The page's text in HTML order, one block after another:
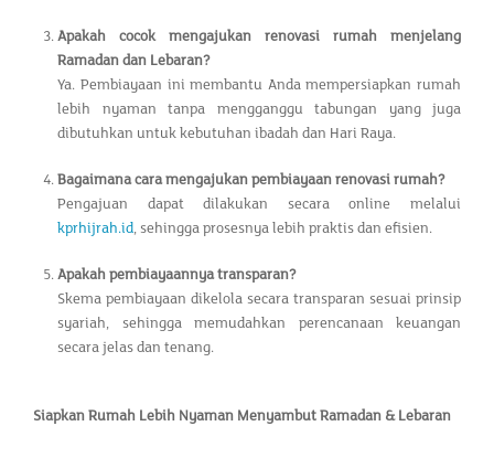
Apakah cocok mengajukan renovasi rumah menjelang
Ramadan dan Lebaran?
Ya. Pembiayaan ini membantu Anda mempersiapkan rumah
lebih nyaman tanpa mengganggu tabungan yang juga
dibutuhkan untuk kebutuhan ibadah dan Hari Raya.
Bagaimana cara mengajukan pembiayaan renovasi rumah?
Pengajuan dapat dilakukan secara online melalui
kprhijrah.id, sehingga prosesnya lebih praktis dan efisien.
Apakah pembiayaannya transparan?
Skema pembiayaan dikelola secara transparan sesuai prinsip
syariah, sehingga memudahkan perencanaan keuangan
secara jelas dan tenang.
Siapkan Rumah Lebih Nyaman Menyambut Ramadan & Lebaran